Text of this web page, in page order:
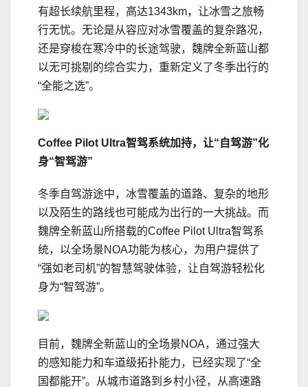
有超长续航里程，高达1343km，让冰雪之旅畅
行无忧。无论是从容应对冰雪覆盖的复杂路况，
还是穿梭在寒冷中的长途驾驶，魏牌全新蓝山都
以无可挑剔的综合实力，重新定义了冬季出行的
“全能之选”。
Coffee Pilot Ultra智驾系统加持，让“自驾游”化
身“智驾游”
冬季自驾游途中，冰雪覆盖的道路、复杂的地形
以及陌生的路线也可能成为出行的一大挑战。而
魏牌全新蓝山所搭载的Coffee Pilot Ultra智驾系
统，以全场景NOA功能为核心，为用户提供了
“强如老司机”的智慧驾驶体验，让自驾游轻松化
身为“智驾游”。
目前，魏牌全新蓝山的全场景NOA，通过强大
的感知能力和车道级拓扑能力，已经实现了“全
国都能开”。从城市道路到乡村小径，从高速路